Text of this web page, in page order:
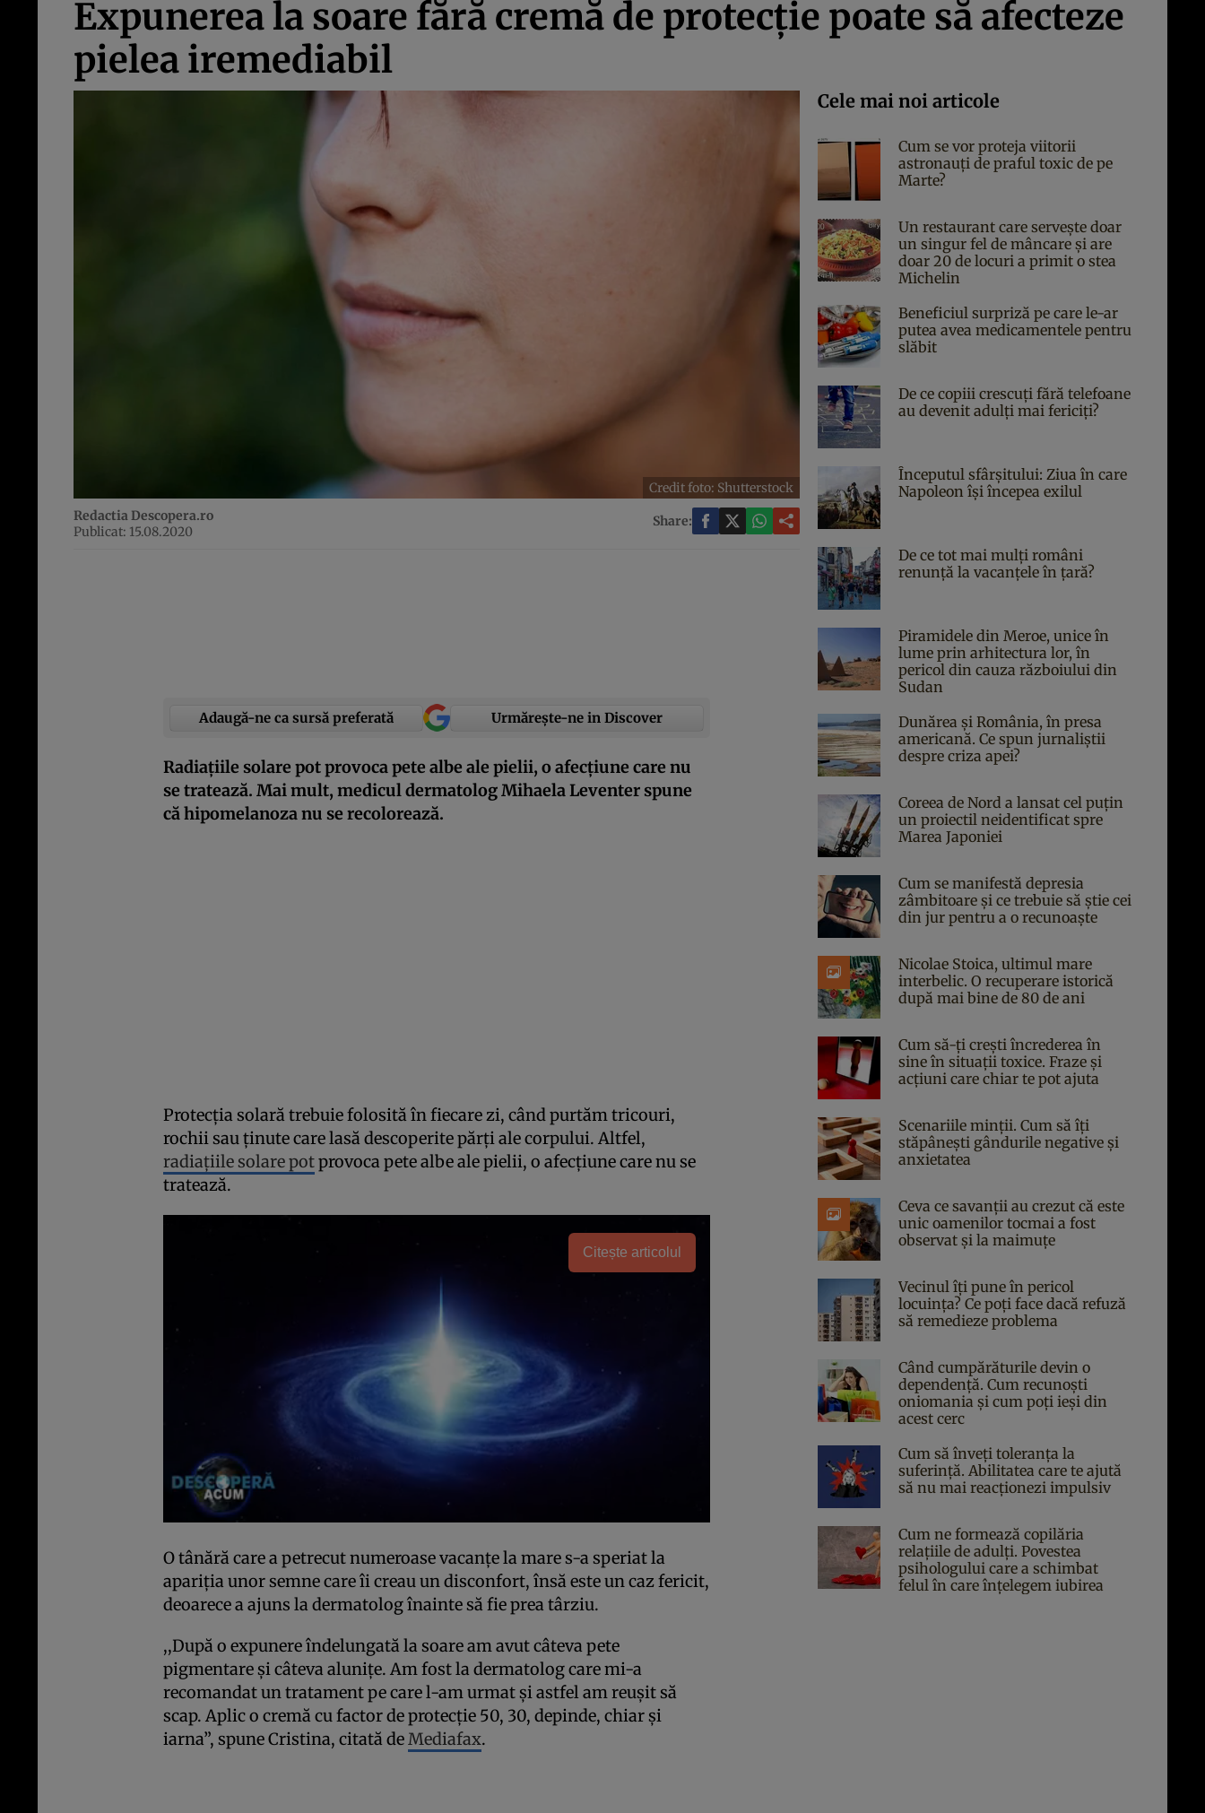
Expunerea la soare fără cremă de protecţie poate să afecteze
pielea iremediabil
Credit foto: Shutterstock
Redactia Descopera.ro
Publicat: 15.08.2020
Share:
Adaugă-ne ca sursă preferată Urmărește-ne in Discover
Radiaţiile solare pot provoca pete albe ale pielii, o afecţiune care nu
se tratează. Mai mult, medicul dermatolog Mihaela Leventer spune
că hipomelanoza nu se recolorează.
Protecţia solară trebuie folosită în fiecare zi, când purtăm tricouri,
rochii sau ţinute care lasă descoperite părţi ale corpului. Altfel,
radiaţiile solare potprovoca pete albe ale pielii, o afecţiune care nu se
tratează.
Citește articolul
O tânără care a petrecut numeroase vacanţe la mare s-a speriat la
apariţia unor semne care îi creau un disconfort, însă este un caz fericit,
deoarece a ajuns la dermatolog înainte să fie prea târziu.
,,După o expunere îndelungată la soare am avut câteva pete
pigmentare şi câteva aluniţe. Am fost la dermatolog care mi-a
recomandat un tratament pe care l-am urmat şi astfel am reuşit să
scap. Aplic o cremă cu factor de protecţie 50, 30, depinde, chiar și
iarna”, spune Cristina, citată deMediafax.
Cele mai noi articole
Cum se vor proteja viitorii
astronauți de praful toxic de pe
Marte?
Un restaurant care servește doar
un singur fel de mâncare și are
doar 20 de locuri a primit o stea
Michelin
Beneficiul surpriză pe care le-ar
putea avea medicamentele pentru
slăbit
De ce copiii crescuți fără telefoane
au devenit adulți mai fericiți?
Începutul sfârşitului: Ziua în care
Napoleon îşi începea exilul
De ce tot mai mulți români
renunță la vacanțele în țară?
Piramidele din Meroe, unice în
lume prin arhitectura lor, în
pericol din cauza războiului din
Sudan
Dunărea și România, în presa
americană. Ce spun jurnaliștii
despre criza apei?
Coreea de Nord a lansat cel puțin
un proiectil neidentificat spre
Marea Japoniei
Cum se manifestă depresia
zâmbitoare și ce trebuie să știe cei
din jur pentru a o recunoaște
Nicolae Stoica, ultimul mare
interbelic. O recuperare istorică
după mai bine de 80 de ani
Cum să-ți crești încrederea în
sine în situații toxice. Fraze și
acțiuni care chiar te pot ajuta
Scenariile minții. Cum să îți
stăpânești gândurile negative și
anxietatea
Ceva ce savanții au crezut că este
unic oamenilor tocmai a fost
observat și la maimuțe
Vecinul îți pune în pericol
locuința? Ce poți face dacă refuză
să remedieze problema
Când cumpărăturile devin o
dependență. Cum recunoști
oniomania și cum poți ieși din
acest cerc
Cum să înveți toleranța la
suferință. Abilitatea care te ajută
să nu mai reacționezi impulsiv
Cum ne formează copilăria
relațiile de adulți. Povestea
psihologului care a schimbat
felul în care înțelegem iubirea